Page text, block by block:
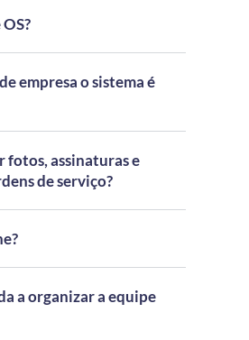
empresa o sistema é
fotos, assinaturas e
de serviço?
a organizar a equipe